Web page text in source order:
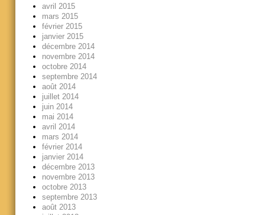
avril 2015
mars 2015
février 2015
janvier 2015
décembre 2014
novembre 2014
octobre 2014
septembre 2014
août 2014
juillet 2014
juin 2014
mai 2014
avril 2014
mars 2014
février 2014
janvier 2014
décembre 2013
novembre 2013
octobre 2013
septembre 2013
août 2013